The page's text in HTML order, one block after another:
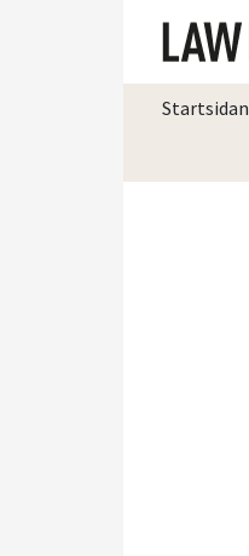
Startsidan